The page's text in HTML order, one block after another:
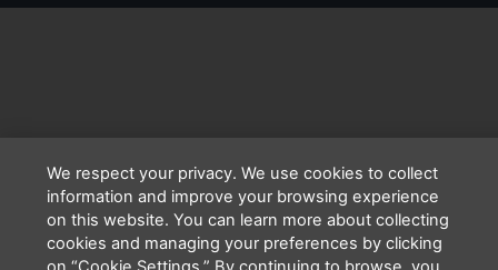
We respect your privacy. We use cookies to collect
information and improve your browsing experience
on this website. You can learn more about collecting
cookies and managing your preferences by clicking